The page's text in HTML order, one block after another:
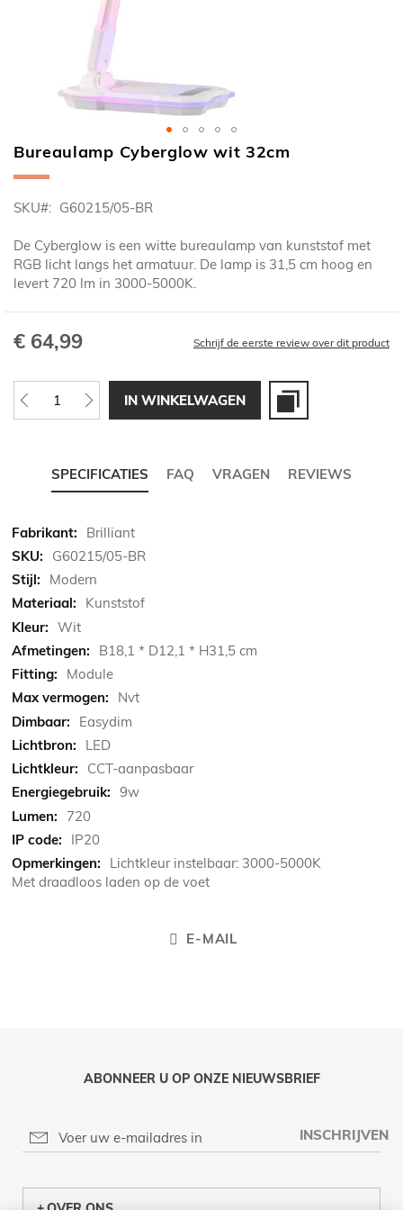
Ga
naar
begin
de
afbeeldingen-
gallerij
Bureaulamp Cyberglow wit 32cm
SKU G60215/05-BR
De Cyberglow is een witte bureaulamp van kunststof met
RGB licht langs het armatuur. De lamp is 31,5 cm hoog en
levert 720 lm in 3000-5000K.
€ 64,99 Schrijf de eerste review over dit product
IN WINKELWAGEN
SPECIFICATIES FAQ VRAGEN REVIEWS
Meer
informatie
Brilliant
G60215/05-BR
Modern
Kunststof
Wit
B18,1 * D12,1 * H31,5 cm
Module
Nvt
Easydim
LED
CCT-aanpasbaar
9w
720
IP20
Lichtkleur instelbaar: 3000-5000K
Met draadloos laden op de voet
E-MAIL
ABONNEER U OP ONZE NIEUWSBRIEF
INSCHRIJVEN